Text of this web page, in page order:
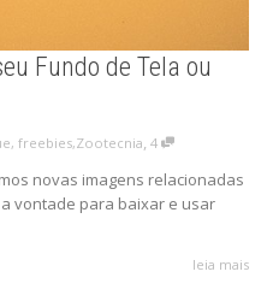
Fundo de Tela ou
, freebies,Zootecnia, 4
novas imagens relacionadas
vontade para baixar e usar
leia mais